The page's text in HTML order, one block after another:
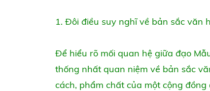
1. Đôi điều suy nghĩ về bản sắc văn
Để hiểu rõ mối quan hệ giữa đạo
thống nhất quan niệm về bản sắc
cách, phẩm chất của một cộng